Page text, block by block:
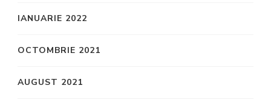
IANUARIE 2022
OCTOMBRIE 2021
AUGUST 2021